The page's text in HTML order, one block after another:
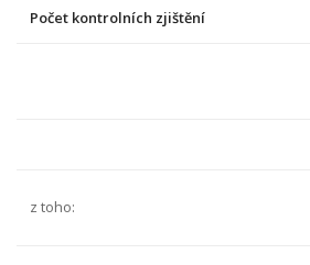
Počet kontrolních zjištění
z toho: